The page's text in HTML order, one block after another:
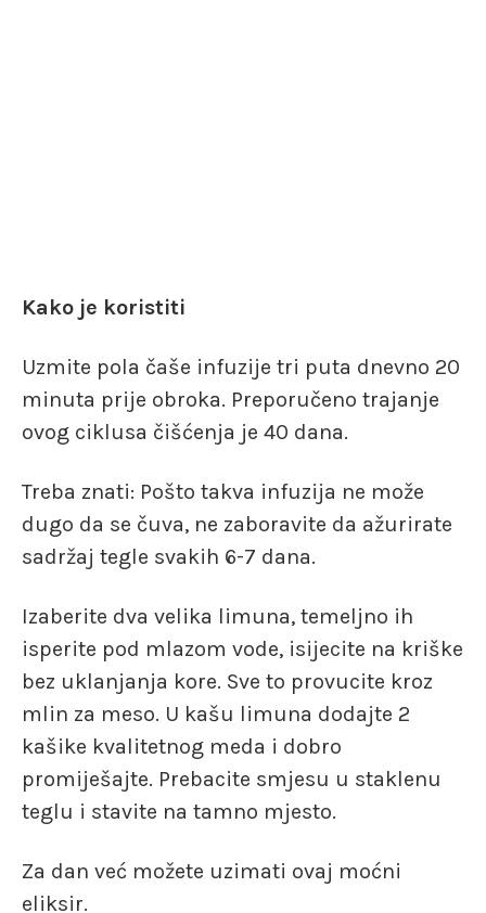
Kako je koristiti
Uzmite pola čaše infuzije tri puta dnevno 20
minuta prije obroka. Preporučeno trajanje
ovog ciklusa čišćenja je 40 dana.
Treba znati: Pošto takva infuzija ne može
dugo da se čuva, ne zaboravite da ažurirate
sadržaj tegle svakih 6-7 dana.
Izaberite dva velika limuna, temeljno ih
isperite pod mlazom vode, isijecite na kriške
bez uklanjanja kore. Sve to provucite kroz
mlin za meso. U kašu limuna dodajte 2
kašike kvalitetnog meda i dobro
promiješajte. Prebacite smjesu u staklenu
teglu i stavite na tamno mjesto.
Za dan već možete uzimati ovaj moćni
eliksir.